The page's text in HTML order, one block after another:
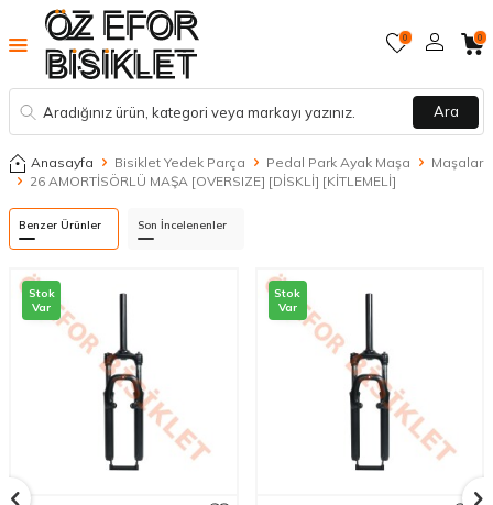
Ara
0 0
Anasayfa Bisiklet Yedek Parça Pedal Park Ayak Maşa
Maşalar
26 AMORTİSÖRLÜ MAŞA [OVERSIZE] [DİSKLİ] [KİTLEMELİ]
Benzer Ürünler Son İncelenenler
Stok
Var
Stok
Var